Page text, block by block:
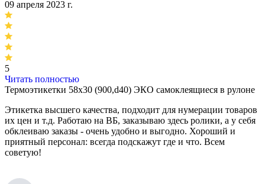
09 апреля 2023 г.
5
Читать полностью
Термоэтикетки 58х30 (900,d40) ЭКО самоклеящиеся в рулоне
Этикетка высшего качества, подходит для нумерации товаров
их цен и т.д. Работаю на ВБ, заказываю здесь ролики, а у себя
обклеиваю заказы - очень удобно и выгодно. Хороший и
приятный персонал: всегда подскажут где и что. Всем
советую!